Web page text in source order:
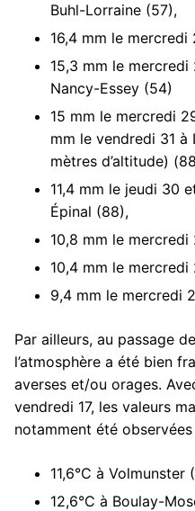
Buhl-Lorraine (57),
16,4 mm le
15,3 mm le
Nancy-Essey (54)
15 mm le mercredi
mm le vendredi 31 à
mètres d’altitude)
11,4 mm le jeudi 30
Épinal (88),
10,8 mm le
10,4 mm le
9,4 mm le mercredi
Par ailleurs, au passage
l’atmosphère a été bien
averses et/ou orages.
vendredi 17, les valeurs
notamment été observées
11,6°C à Volmunster
12,6°C à Boulay-